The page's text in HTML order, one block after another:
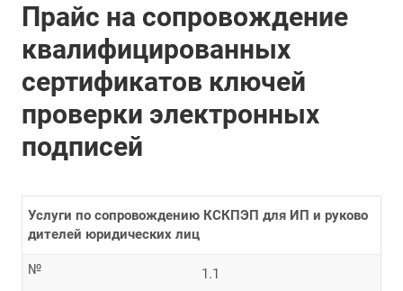
Прайс на сопровождение
квалифицированных
сертификатов ключей
проверки электронных
подписей
Услуги по сопровождению КСКПЭП для ИП и руково
дителей юридических лиц
1.1
№